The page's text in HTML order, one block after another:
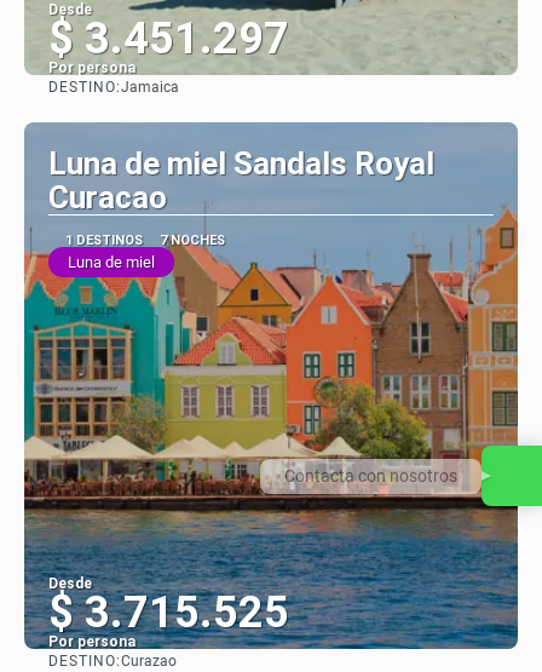
Desde
$ 3.451.297
Por persona
DESTINO:Jamaica
Luna de miel Sandals Royal
Curacao
1 DESTINOS 7 NOCHES
Luna de miel
Desde
$ 3.715.525
Por persona
DESTINO:Curazao
Contacta con nosotros